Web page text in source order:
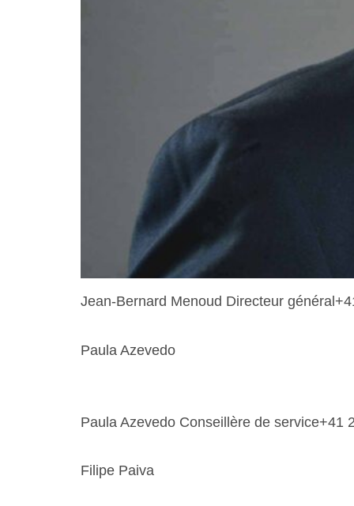
Jean-Bernard Menoud Directeur
Paula Azevedo
Paula Azevedo Conseillère de service+41
Filipe Paiva